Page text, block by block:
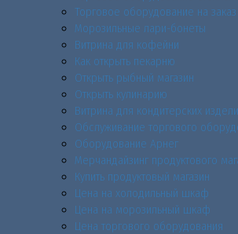
Торговое оборудование на заказ
Морозильные лари-бонеты
Витрина для кофейни
Как открыть пекарню
Открыть рыбный магазин
Открыть кулинарию
Витрина для кондитерских
Обслуживание торгового
Оборудование Арнег
Мерчандайзинг продуктового
Купить продуктовый магазин
Цена на холодильный шкаф
Цена на морозильный шкаф
Цена торгового оборудования